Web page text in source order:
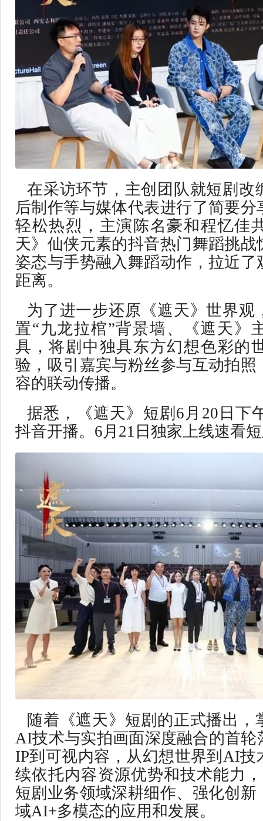
在采访环节，主创团队就短剧改
后制作等与媒体代表进行了简要
轻松热烈，主演陈名豪和程忆佳
天》仙侠元素的抖音热门舞蹈挑
姿态与手势融入舞蹈动作，拉近了
距离。
为了进一步还原《遮天》世界观
置“九龙拉棺”背景墙、《遮天》
具，将剧中独具东方幻想色彩的
验，吸引嘉宾与粉丝参与互动拍照
容的联动传播。
据悉，《遮天》短剧6月20日下
抖音开播。6月21日独家上线速看
随着《遮天》短剧的正式播出，
AI技术与实拍画面深度融合的首轮
IP到可视内容，从幻想世界到AI技
续依托内容资源优势和技术能力
短剧业务领域深耕细作、强化创新
域AI+多模态的应用和发展。